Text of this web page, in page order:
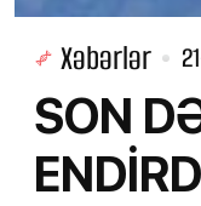
Xəbərlər
SON